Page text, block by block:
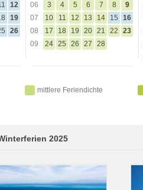
12
19
26
06
3 4 5 6 7 8
9
07
10 11 12 13 14 15
16
08
17 18 19 20 21 22
23
09
24 25 26 27 28
mittlere Feriendichte
2025